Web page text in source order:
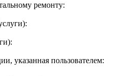
ремонту:
указанная пользователем: